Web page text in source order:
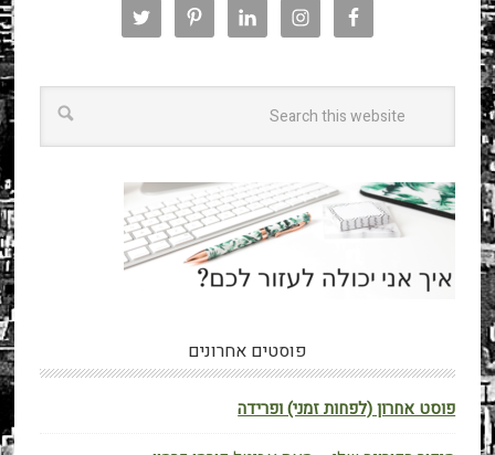
פוסטים אחרונים
פוסט אחרון (לפחות זמני) ופרידה